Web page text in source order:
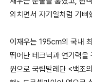
외치면서 자기일처럼 기뻐
이재우는 195cm의 국내
뛰어난 테크닉과 연기력을
원으로 국립발레단 <백조